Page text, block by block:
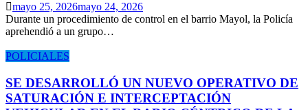
mayo 25, 2026mayo 24, 2026
Durante un procedimiento de control en el barrio Mayol, la Policía
aprehendió a un grupo…
POLICIALES
SE DESARROLLÓ UN NUEVO OPERATIVO DE
SATURACIÓN E INTERCEPTACIÓN